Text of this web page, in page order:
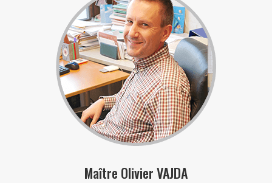
Maître Olivier VAJDA